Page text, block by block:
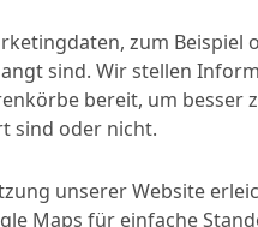
Unternehmens mit
Raum für
jährliche
Gleitzeit und 30 Tage
mit
mit internen
zum
sind. Wir stellen
bereit, um besser
sind oder nicht.
unserer Website
Maps für einfache